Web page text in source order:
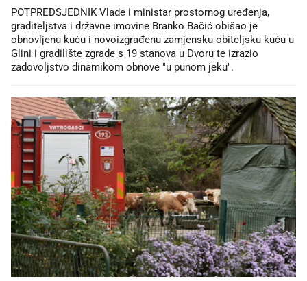
POTPREDSJEDNIK Vlade i ministar prostornog uređenja,
graditeljstva i državne imovine Branko Bačić obišao je
obnovljenu kuću i novoizgrađenu zamjensku obiteljsku kuću u
Glini i gradilište zgrade s 19 stanova u Dvoru te izrazio
zadovoljstvo dinamikom obnove "u punom jeku".